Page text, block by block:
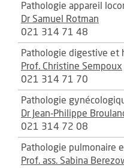
Pathologie appareil
Dr Samuel Rotman
021 314 71 48
Pathologie digestive et
Prof. Christine Sempoux
021 314 71 70
Pathologie
Dr Jean-Philippe
021 314 72 08
Pathologie pulmonaire
Prof. ass. Sabina